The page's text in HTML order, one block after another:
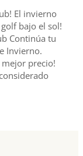
El invierno
bajo el sol!
Continúa tu
Invierno.
mejor precio!